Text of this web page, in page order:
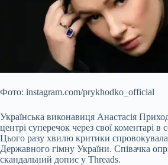
Фото: instagram.com/prykhodko_official
Українська виконавиця Анастасія
центрі суперечок через свої коментарі в
Цього разу хвилю критики
Державного гімну України. Співачка
скандальний допис у Threads.